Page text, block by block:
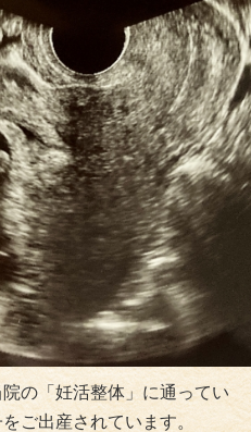
の「妊活整体」に通ってい
ご出産されています。